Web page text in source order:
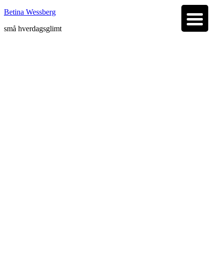
Betina Wessberg
små hverdagsglimt